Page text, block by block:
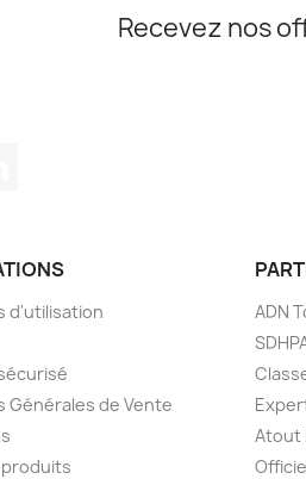
Recevez nos
d'utilisation
Générales de Vente
ADN
Atout